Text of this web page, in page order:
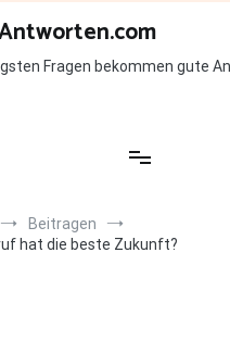
Fragen bekommen gute
Beitragen
hat die beste Zukunft?